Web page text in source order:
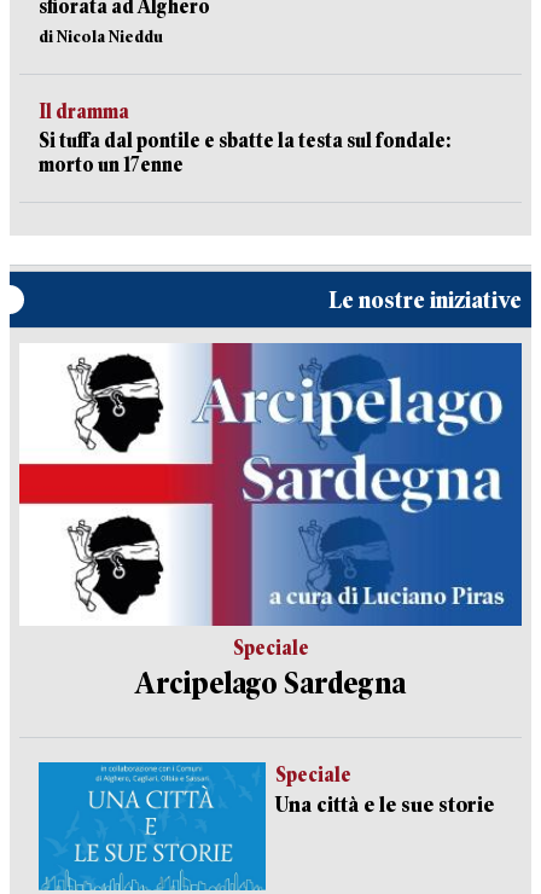
sfiorata ad Alghero
di Nicola Nieddu
Il dramma
Si tuffa dal pontile e sbatte la testa sul fondale:
morto un 17enne
Le nostre iniziative
Speciale
Arcipelago Sardegna
Speciale
Una città e le sue storie